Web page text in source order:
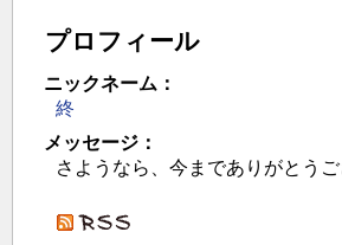
プロフィール
ニックネーム：
終
メッセージ：
さようなら、今までありがとうご